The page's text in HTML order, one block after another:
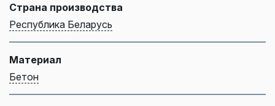
Страна производства
Республика Беларусь
Материал
Бетон